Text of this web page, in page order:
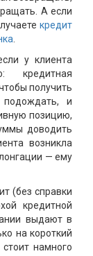
А если
кредит
у клиента
кредитная
получить
и
позицию,
доводить
возникла
— ему
(без справки
кредитной
выдают в
на короткий
намного